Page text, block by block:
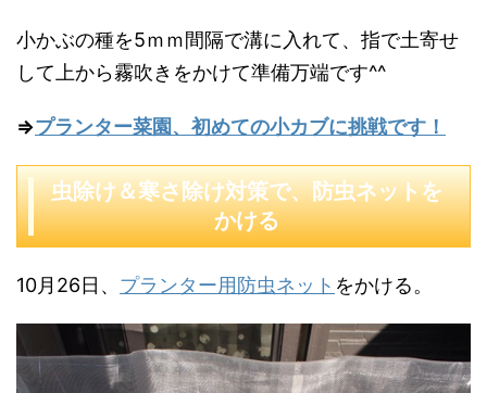
小かぶの種を5ｍｍ間隔で溝に入れて、指で土寄せ
して上から霧吹きをかけて準備万端です^^
⇒プランター菜園、初めての小カブに挑戦です！
虫除け＆寒さ除け対策で、防虫ネットを
かける
10月26日、 プランター用防虫ネット をかける。